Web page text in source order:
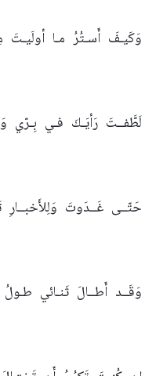
وَكَيـفَ أَسـتُرُ مـا أولَيـتَ
لَطَّفــتَ رَأيَـكَ فـي بِـرّي
حَتّــى غَــدَوتَ وَلِلأَخبــارِ
وَقَــد أَطــالَ ثَنـائي طـولُ